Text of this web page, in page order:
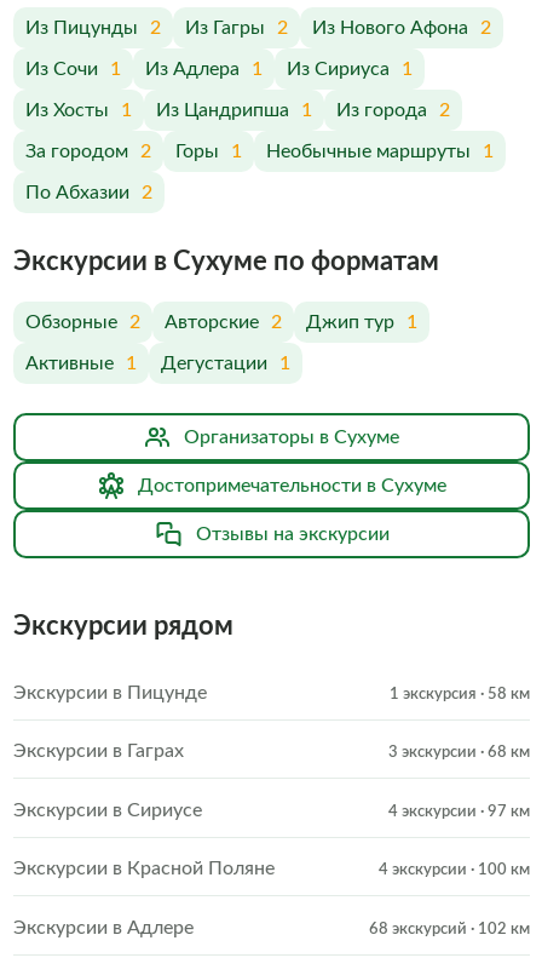
Из Пицунды 2 Из Гагры 2 Из Нового Афона 2
Из Сочи 1 Из Адлера 1 Из Сириуса 1
Из Хосты 1 Из Цандрипша 1 Из города 2
За городом 2 Горы 1 Необычные маршруты 1
По Абхазии 2
Экскурсии в Сухуме по форматам
Обзорные 2 Авторские 2 Джип тур 1
Активные 1 Дегустации 1
Организаторы в Сухуме
Достопримечательности в Сухуме
Отзывы на экскурсии
Экскурсии рядом
Экскурсии в Пицунде 1 экскурсия · 58 км
Экскурсии в Гаграх 3 экскурсии · 68 км
Экскурсии в Сириусе 4 экскурсии · 97 км
Экскурсии в Красной Поляне 4 экскурсии · 100 км
Экскурсии в Адлере 68 экскурсий · 102 км